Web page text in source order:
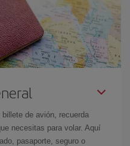
de avión, recuerda
necesitas para volar. Aquí
pasaporte, seguro o